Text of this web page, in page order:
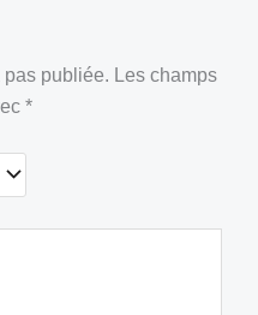
publiée. Les champs
*